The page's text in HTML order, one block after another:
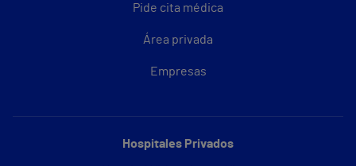
Pide cita médica
Área privada
Empresas
Hospitales Privados